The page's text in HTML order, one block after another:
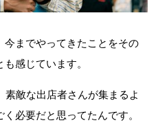
今までやってきたことをその
感じています。
敵な出店者さんが集まるよ
必要だと思ってたんです。